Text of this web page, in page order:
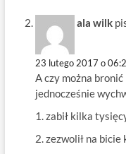
ala wilk
23 lutego 2017 o
A czy można
jednocześnie
1. zabił kilka
2. zezwolił na